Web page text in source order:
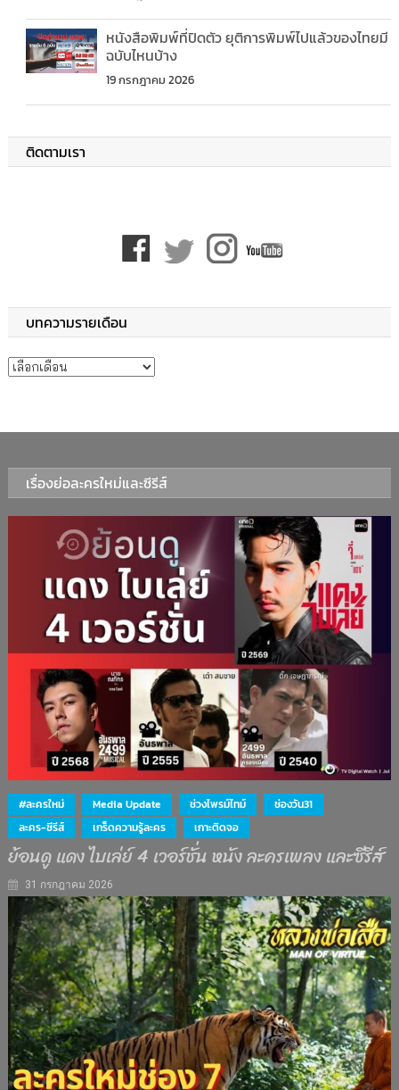
หนังสือพิมพ์ที่ปิดตัว ยุติการพิมพ์ไปแล้วของไทยมี
ฉบับไหนบ้าง
19 กรกฎาคม 2026
ติดตามเรา
บทความรายเดือน
บทความรายเดือน
เรื่องย่อละครใหม่และซีรีส์
#ละครใหม่ Media Update ช่วงไพรม์ไทม์
ช่องวัน31
ละคร-ซีรีส์
เกร็ดความรู้ละคร เกาะติดจอ
ย้อนดู แดง ไบเล่ย์ 4 เวอร์ชั่น หนัง ละครเพลง และซีรีส์
31 กรกฎาคม 2026